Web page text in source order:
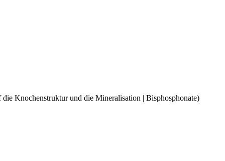
Knochenstruktur und die Mineralisation | Bisphosphonate)